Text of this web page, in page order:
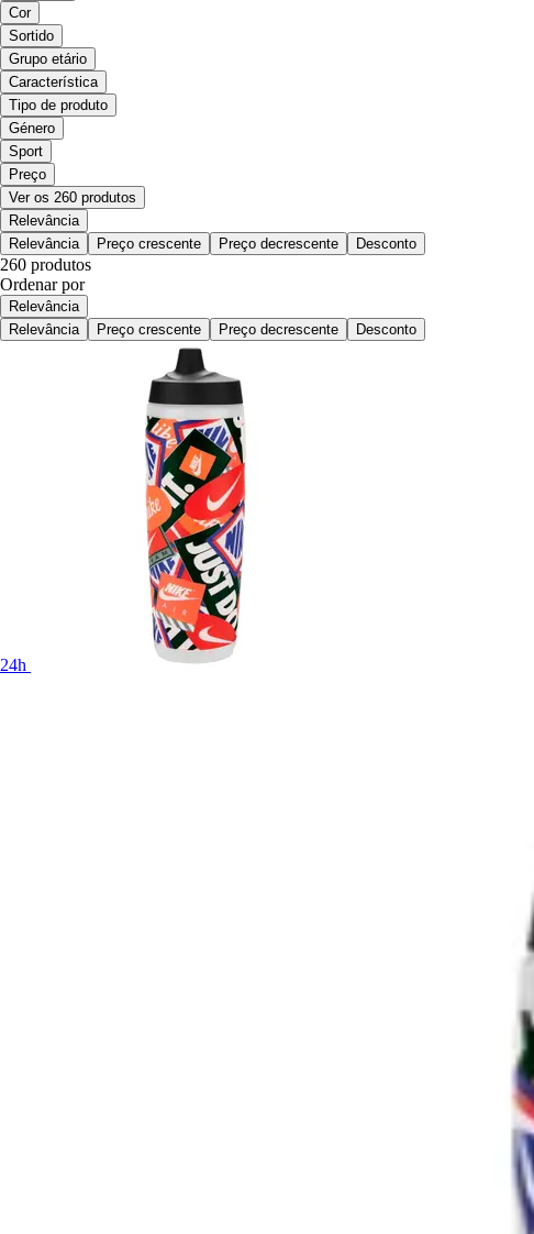
Cor
Sortido
Grupo etário
Característica
Tipo de produto
Género
Sport
Preço
Ver os 260 produtos
Relevância
Relevância
Preço crescente Preço decrescente Desconto
260 produtos
Ordenar por
Relevância
Relevância
Preço crescente Preço decrescente Desconto
24h